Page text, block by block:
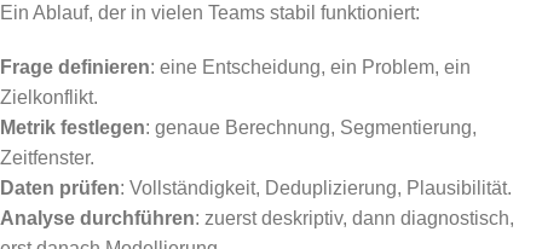
Ein Ablauf, der in vielen Teams stabil funktioniert:
Frage definieren: eine Entscheidung, ein Problem, ein
Zielkonflikt.
Metrik festlegen: genaue Berechnung, Segmentierung,
Zeitfenster.
Daten prüfen: Vollständigkeit, Deduplizierung, Plausibilität.
Analyse durchführen: zuerst deskriptiv, dann diagnostisch,